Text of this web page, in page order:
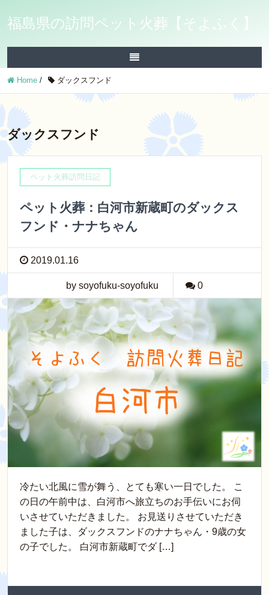
福島県の訪問ペット火葬【そよふく】
Home / ダックスフンド
ダックスフンド
ペット火葬訪問日記
ペット火葬：白河市新蔵町のダックス
フンド・ナナちゃん
2019.01.16
by soyofuku-soyofuku 0
冷たい北風に雪が舞う、とても寒い一日でした。 こ
の日の午前中は、白河市へ旅立ちのお手伝いにお伺
いさせていただきました。 お見送りさせていただき
ました子は、ダックスフンドのナナちゃん・9歳の女
の子でした。 白河市新蔵町でダ […]